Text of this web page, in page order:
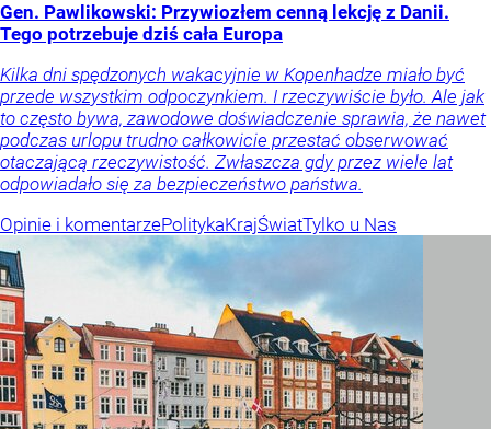
Gen. Pawlikowski: Przywiozłem cenną lekcję z Danii.
Tego potrzebuje dziś cała Europa
Kilka dni spędzonych wakacyjnie w Kopenhadze miało być
przede wszystkim odpoczynkiem. I rzeczywiście było. Ale jak
to często bywa, zawodowe doświadczenie sprawia, że nawet
podczas urlopu trudno całkowicie przestać obserwować
otaczającą rzeczywistość. Zwłaszcza gdy przez wiele lat
odpowiadało się za bezpieczeństwo państwa.
Opinie i komentarzePolitykaKrajŚwiatTylko u Nas